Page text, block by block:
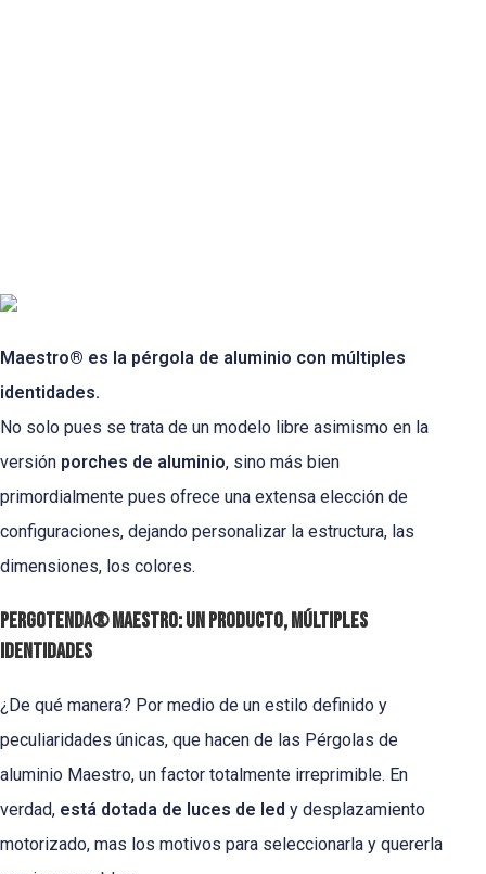
Maestro® es la pérgola de aluminio con múltiples
identidades.
No solo pues se trata de un modelo libre asimismo en la
versión porches de aluminio, sino más bien
primordialmente pues ofrece una extensa elección de
configuraciones, dejando personalizar la estructura, las
dimensiones, los colores.
Pergotenda® Maestro: un producto, múltiples
identidades
¿De qué manera? Por medio de un estilo definido y
peculiaridades únicas, que hacen de las Pérgolas de
aluminio Maestro, un factor totalmente irreprimible. En
verdad, está dotada de luces de led y desplazamiento
motorizado, mas los motivos para seleccionarla y quererla